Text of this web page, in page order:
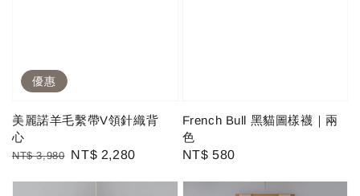
優惠
美麗諾羊毛繫帶V領針織背
心
Regular
NT$ 3,980 Sale
NT$ 2,280
French Bull 黑貓圖樣襪｜兩
色
Regular
NT$ 580